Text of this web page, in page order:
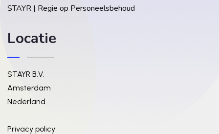
STAYR | Regie op Personeelsbehoud
Locatie
STAYR B.V.
Amsterdam
Nederland
Privacy policy